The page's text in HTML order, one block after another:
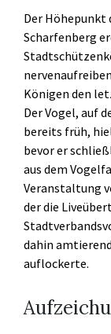
Der Höhepunkt
Scharfenberg
Königen den
Der Vogel, auf
bereits früh,
bevor er
aus dem
Veranstaltung
der die
dahin
auflockerte.